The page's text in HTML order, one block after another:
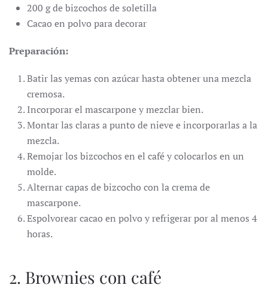
200 g de bizcochos de soletilla
Cacao en polvo para decorar
Preparación:
Batir las yemas con azúcar hasta obtener una mezcla
cremosa.
Incorporar el mascarpone y mezclar bien.
Montar las claras a punto de nieve e incorporarlas a la
mezcla.
Remojar los bizcochos en el café y colocarlos en un
molde.
Alternar capas de bizcocho con la crema de
mascarpone.
Espolvorear cacao en polvo y refrigerar por al menos 4
horas.
2. Brownies con café